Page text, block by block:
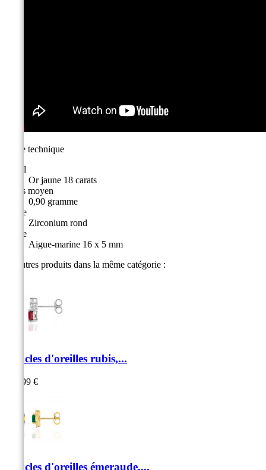
Fiche technique
Métal
Or jaune 18 carats
Poids moyen
0,90 gramme
Pierre
Zirconium rond
Pierre
Aigue-marine 16 x 5 mm
10 autres produits dans la même catégorie :
Boucles d'oreilles rubis,...
739,99 €
Boucles d'oreilles émeraude,...